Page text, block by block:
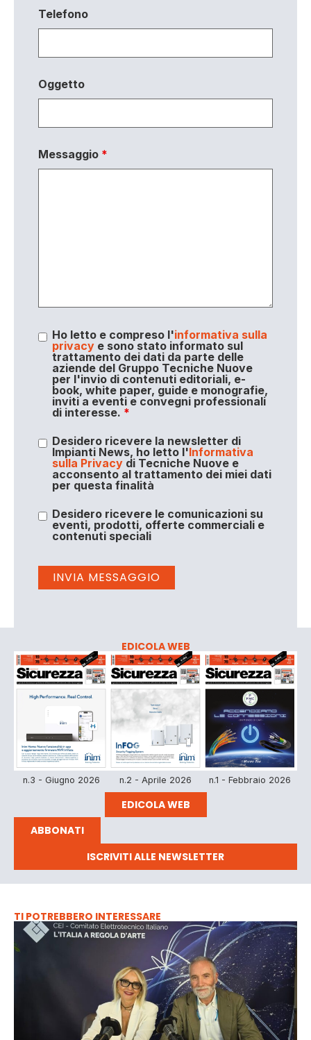
Telefono
Oggetto
Messaggio *
Ho letto e compreso l'informativa sulla
privacye sono stato informato sul
trattamento dei dati da parte delle
aziende del Gruppo Tecniche Nuove
per l'invio di contenuti editoriali, e-
book, white paper, guide e monografie,
inviti a eventi e convegni professionali
di interesse. *
Desidero ricevere la newsletter di
Impianti News, ho letto l'Informativa
sulla Privacydi Tecniche Nuove e
acconsento al trattamento dei miei dati
per questa finalità
Desidero ricevere le comunicazioni su
eventi, prodotti, offerte commerciali e
contenuti speciali
EDICOLA WEB
n.3 - Giugno 2026 n.2 - Aprile 2026 n.1 - Febbraio 2026
EDICOLA WEB
ABBONATI
ISCRIVITI ALLE NEWSLETTER
TI POTREBBERO INTERESSARE